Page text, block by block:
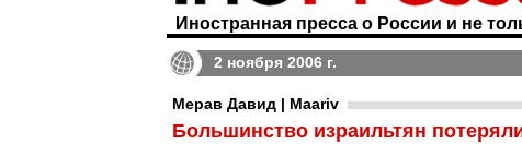
Иностранная пресса о России и не
2 ноября 2006 г.
Мерав Давид | Maariv
Большинство израильтян